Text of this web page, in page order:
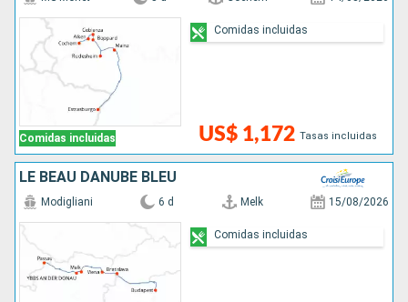
Comidas incluidas US$ 1,172 Tasas incluidas
Comidas incluidas
LE BEAU DANUBE BLEU
Modigliani 6 d Melk 15/08/2026
Comidas incluidas